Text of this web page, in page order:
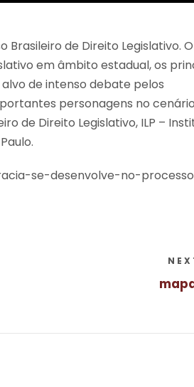
Brasileiro de Direito Legislativo.
em âmbito estadual, os
de intenso debate pelos
personagens no
de Direito Legislativo, ILP –
se-desenvolve-no-